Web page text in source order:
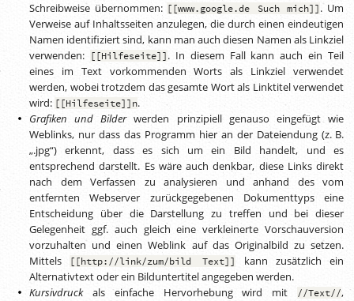
Schreibweise übernommen: [[www.google.de Such mich]] . Um
Verweise auf Inhaltsseiten anzulegen, die durch einen eindeutigen
Namen identifiziert sind, kann man auch diesen Namen als Linkziel
verwenden: [[Hilfeseite]] . In diesem Fall kann auch ein Teil
eines im Text vorkommenden Worts als Linkziel verwendet
werden, wobei trotzdem das gesamte Wort als Linktitel verwendet
wird: [[Hilfeseite]]n.
Grafiken und Bilderwerden prinzipiell genauso eingefügt wie
Weblinks, nur dass das Programm hier an der Dateiendung (z. B.
„.jpg“) erkennt, dass es sich um ein Bild handelt, und es
entsprechend darstellt. Es wäre auch denkbar, diese Links direkt
nach dem Verfassen zu analysieren und anhand des vom
entfernten Webserver zurückgegebenen Dokumenttyps eine
Entscheidung über die Darstellung zu treffen und bei dieser
Gelegenheit ggf. auch gleich eine verkleinerte Vorschauversion
vorzuhalten und einen Weblink auf das Originalbild zu setzen.
Mittels
[[http://link/zum/bild Text]]
kann zusätzlich ein
Alternativtext oder ein Bilduntertitel angegeben werden.
Kursivdruckals einfache Hervorhebung wird mit //Text//,